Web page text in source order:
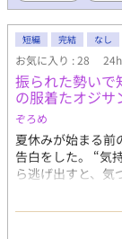
短編 完結 なし
お気に入り : 28
振られた勢いで
の服着たオジサ
ぞろめ
夏休みが始まる前
告白をした。 “気
ら逃げ出すと、気
く泣いていた俺
ンだった。 ※メイ
組です。 ムーン